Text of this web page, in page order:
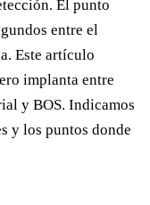
El punto
entre el
Este artículo
implanta entre
y BOS. Indicamos
y los puntos donde